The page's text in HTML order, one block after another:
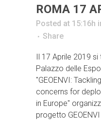
ROMA 17
Posted at 15:16h
Share
Il 17 Aprile 2019
Palazzo delle
"GEOENVI:
concerns for
in Europe"
progetto